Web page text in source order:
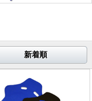
新着順